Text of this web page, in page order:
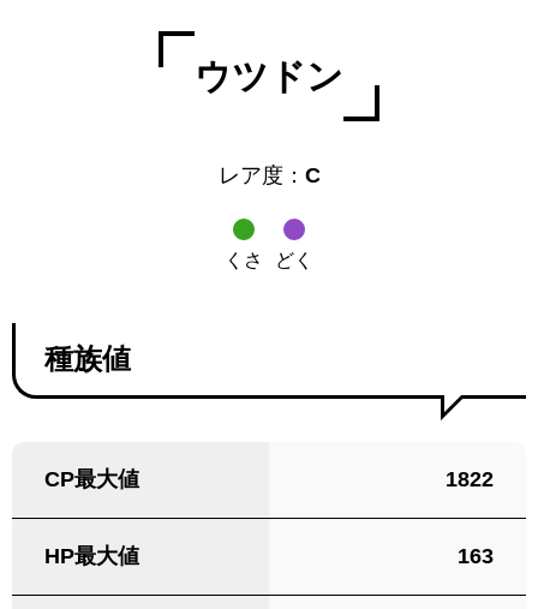
ウツドン
レア度： C
くさ どく
種族値
CP最大値 1822
HP最大値 163